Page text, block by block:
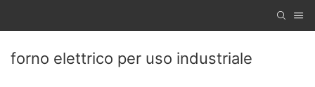
forno elettrico per uso industriale